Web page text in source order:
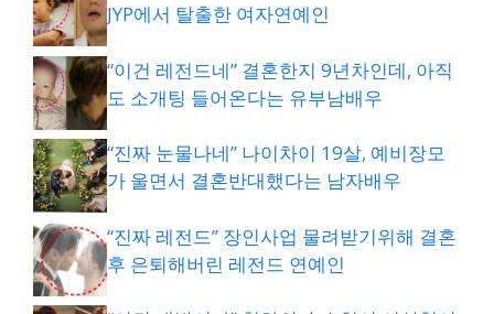
JYP에서 탈출한 여자연예인
“이건 레전드네” 결혼한지 9년차인데, 아직
도 소개팅 들어온다는 유부남배우
“진짜 눈물나네” 나이차이 19살, 예비장모
가 울면서 결혼반대했다는 남자배우
“진짜 레전드” 장인사업 물려받기위해 결혼
후 은퇴해버린 레전드 연예인